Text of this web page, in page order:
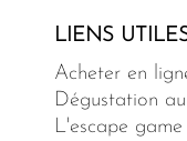
LIENS
Acheter en
Dégustation
L'escape game